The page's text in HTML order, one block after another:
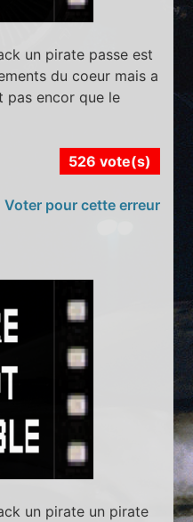
un pirate passe est
du coeur mais a
pas encor que le
526 vote(s)
Voter pour cette erreur
un pirate un pirate